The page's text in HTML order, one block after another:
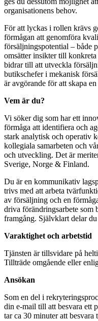
organisationens behov.
För att lyckas i rollen krävs
förmågan att genomföra
försäljningspotential – både
omsätter insikter till
bidrar till att utveckla
butikschefer i mekanisk
är avgörande för att skapa
Vem är du?
Vi söker dig som har ett
förmåga att identifiera och
stark analytisk och operativ
kollegiala samarbeten och
och utveckling. Det är
Sverige, Norge & Finland.
Du är en kommunikativ
trivs med att arbeta
av försäljning och en
driva förändringsarbete som
framgång. Självklart delar
Varaktighet och arbetstid
Tjänsten är tillsvidare på
Tillträde omgående eller
Ansökan
Som en del i
din e-mail till att besvara ett
tar ca 30 minuter att besvara